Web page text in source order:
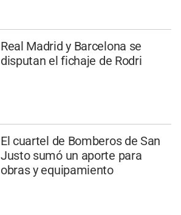
Real Madrid y Barcelona se
disputan el fichaje de Rodri
El cuartel de Bomberos de San
Justo sumó un aporte para
obras y equipamiento